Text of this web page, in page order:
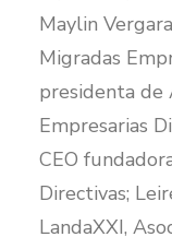
Maylin
Migradas
presidenta de
Empresarias
CEO
Directivas;
LandaXXI,